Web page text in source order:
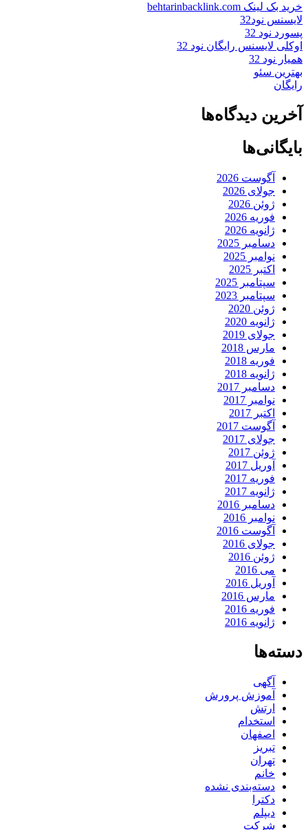
خرید بک لینک behtarinbacklink.com
لایسنس نود32
پسورد نود 32
اوکلی لایسنس رایگان نود 32
همیار نود 32
بهترین سئو
رایگان
آخرین دیدگاه‌ها
بایگانی‌ها
آگوست 2026
جولای 2026
ژوئن 2026
فوریه 2026
ژانویه 2026
دسامبر 2025
نوامبر 2025
اکتبر 2025
سپتامبر 2025
سپتامبر 2023
ژوئن 2020
ژانویه 2020
جولای 2019
مارس 2018
فوریه 2018
ژانویه 2018
دسامبر 2017
نوامبر 2017
اکتبر 2017
آگوست 2017
جولای 2017
ژوئن 2017
آوریل 2017
فوریه 2017
ژانویه 2017
دسامبر 2016
نوامبر 2016
آگوست 2016
جولای 2016
ژوئن 2016
می 2016
آوریل 2016
مارس 2016
فوریه 2016
ژانویه 2016
دسته‌ها
آگهی
آموزش پرورش
ارتش
استخدام
اصفهان
تبریز
تهران
خانم
دسته‌بندی نشده
دکترا
دیپلم
شرکت